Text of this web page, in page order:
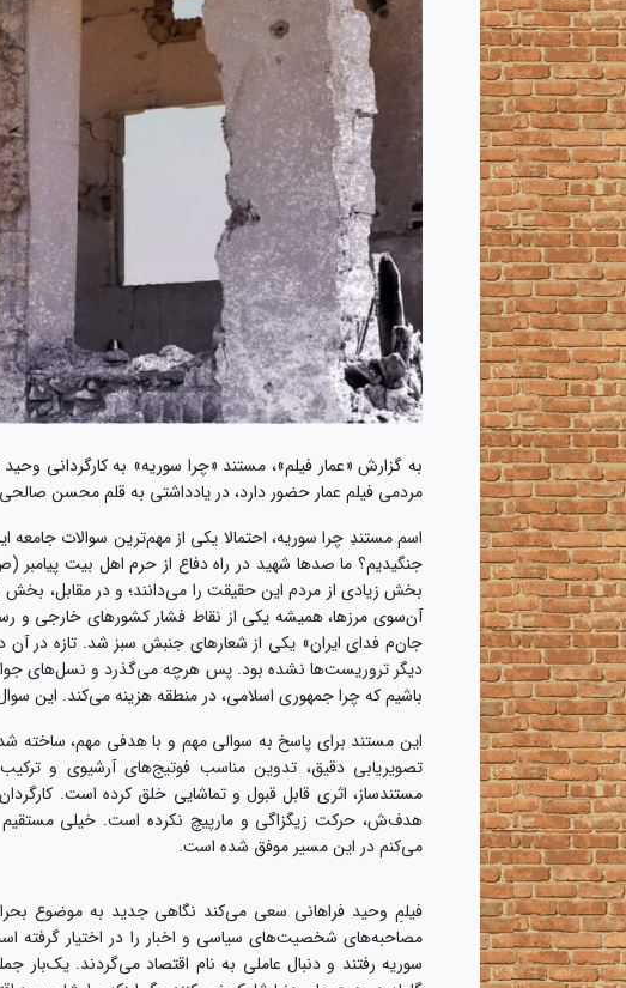
به گزارش «عمار فیلم»، مستند «چرا سوریه» به کارگردانی
مردمی فیلم عمار حضور دارد، در یادداشتی به قلم محسن صالحی
جنگیدیم؟ ما صدها شهید در راه دفاع از حرم اهل بیت
بخش زیادی از مردم این حقیقت را می‌دانند؛ و در مقابل، بخش
جان‌م فدای ایران» یکی از شعارهای جنبش سبز شد. تازه در
دیگر تروریست‌ها نشده بود. پس هرچه می‌گذرد و نسل‌های
باشیم که چرا جمهوری اسلامی، در منطقه هزینه می‌کند. این
این مستند برای پاسخ به سوالی مهم و با هدفی مهم،
تصویریابی دقیق، تدوین مناسب فوتیج‌های آرشیوی و
مستندساز، اثری قابل قبول و تماشایی خلق کرده است.
هدف‌ش، حرکت زیگزاگی و مارپیچ نکرده است. خیلی
می‌کنم در این مسیر موفق شده است.
فیلمِ وحید فراهانی سعی می‌کند نگاهی جدید به موضوع
مصاحبه‌های شخصیت‌های سیاسی و اخبار را در اختیار گرفته
سوریه رفتند و دنبال عاملی به نام اقتصاد می‌گردند. یک‌بار